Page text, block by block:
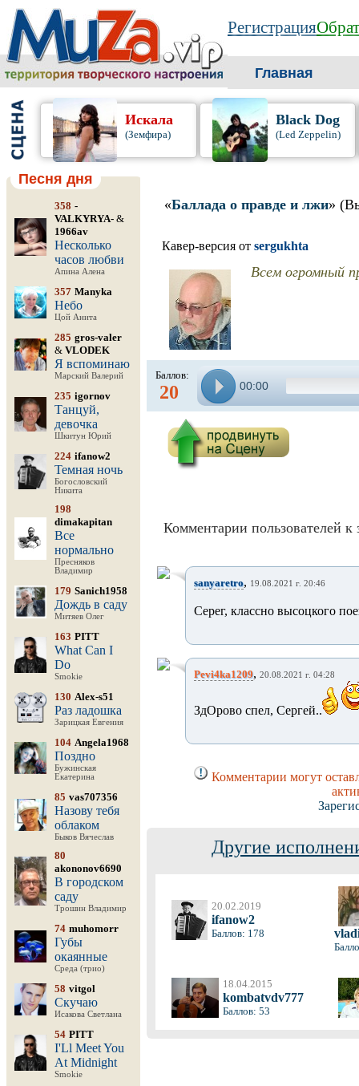
Регистрация
Главная
Искала
(Земфира)
Black Dog
(Led Zeppelin)
Песня дня
358 -
VALKYRYA- &
1966av
Несколько
часов любви
Апина Алена
357 Manyka
Небо
Цой Анита
285 gros-valer
& VLODEK
Я вспоминаю
Марский Валерий
235 igornov
Танцуй,
девочка
Шкитун Юрий
224 ifanow2
Темная ночь
Богословский
Никита
198
dimakapitan
Все
нормально
Пресняков
Владимир
179 Sanich1958
Дождь в саду
Митяев Олег
163 PITT
What Can I
Do
Smokie
130 Alex-s51
Раз ладошка
Зарицкая Евгения
104 Angela1968
Поздно
Бужинская
Екатерина
85 vas707356
Назову тебя
облаком
Быков Вячеслав
80
akononov6690
В городском
саду
Трошин Владимир
74 muhomorr
Губы
окаянные
Среда (трио)
58 vitgol
Скучаю
Исакова Светлана
54 PITT
I'Ll Meet You
At Midnight
Smokie
«Баллада о правде и лжи»
Кавер-версия от sergukhta
Всем огромный
Баллов:
20 00:00
Комментарии пользователей к
sanyaretro, 19.08.2021 г. 20:46
Серег, классно высоцкого
Pevi4ka1209, 20.08.2021 г. 04:28
ЗдОрово спел, Сергей..
Комментарии могут
Другие
20.02.2019
ifanow2
Баллов: 178
18.04.2015
kombatvdv777
Баллов: 53